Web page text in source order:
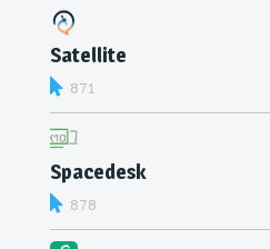
Satellite
871
Spacedesk
878